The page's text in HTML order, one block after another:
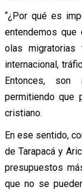
“¿Por qué es
entendemos
olas
internacional,
Entonces, son
permitiendo que
cristiano.
En ese sentido,
de Tarapacá y
presupuestos
que no se